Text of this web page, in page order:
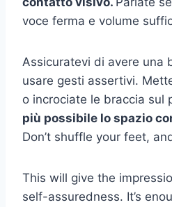
voce ferma e volume
Assicuratevi di avere una
usare gesti assertivi.
o incrociate le braccia sul
più possibile lo spazio
Don’t shuffle your feet,
This will give the
self-assuredness. It’s